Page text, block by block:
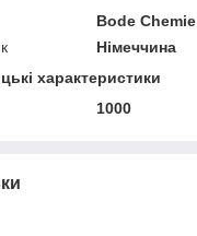
Bode Chemie
Німеччина
характеристики
1000